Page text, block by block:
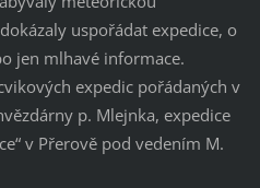
uspořádat expedice, o
jen mlhavé informace.
expedic pořádaných v
p. Mlejnka, expedice
v Přerově pod vedením M.